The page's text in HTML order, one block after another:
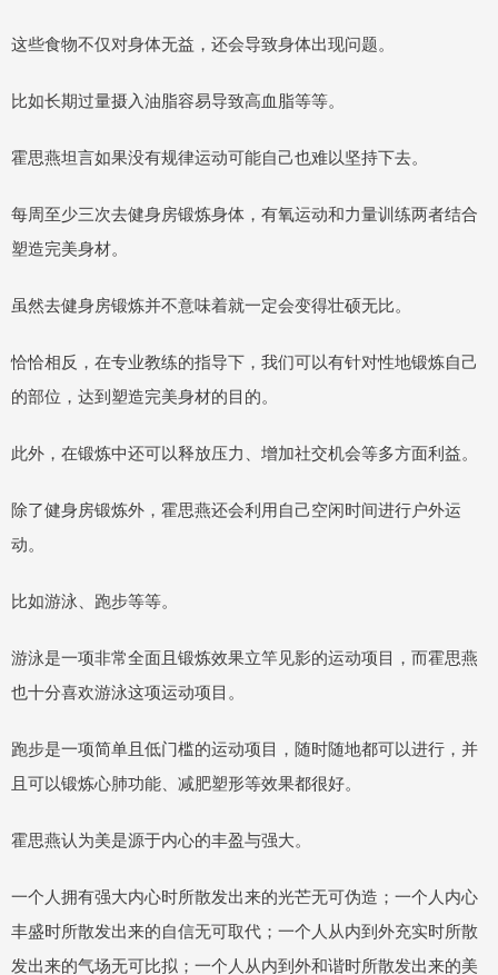
这些食物不仅对身体无益，还会导致身体出现问题。
比如长期过量摄入油脂容易导致高血脂等等。
霍思燕坦言如果没有规律运动可能自己也难以坚持下去。
每周至少三次去健身房锻炼身体，有氧运动和力量训练两者结合
塑造完美身材。
虽然去健身房锻炼并不意味着就一定会变得壮硕无比。
恰恰相反，在专业教练的指导下，我们可以有针对性地锻炼自己
的部位，达到塑造完美身材的目的。
此外，在锻炼中还可以释放压力、增加社交机会等多方面利益。
除了健身房锻炼外，霍思燕还会利用自己空闲时间进行户外运
动。
比如游泳、跑步等等。
游泳是一项非常全面且锻炼效果立竿见影的运动项目，而霍思燕
也十分喜欢游泳这项运动项目。
跑步是一项简单且低门槛的运动项目，随时随地都可以进行，并
且可以锻炼心肺功能、减肥塑形等效果都很好。
霍思燕认为美是源于内心的丰盈与强大。
一个人拥有强大内心时所散发出来的光芒无可伪造；一个人内心
丰盛时所散发出来的自信无可取代；一个人从内到外充实时所散
发出来的气场无可比拟；一个人从内到外和谐时所散发出来的美